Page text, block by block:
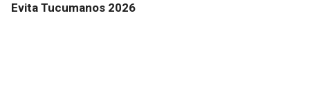
Evita Tucumanos 2026